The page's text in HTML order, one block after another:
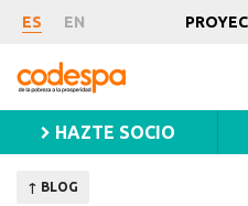
Noticia
ES EN
CODESPA
HAZTE SOCIO
↑ BLOG